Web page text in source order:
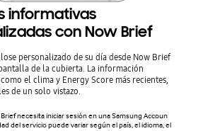
informativas
con Now Brief
personalizado de su día desde Now Brief
de la cubierta. La información
el clima y Energy Score más recientes,
de un solo vistazo.
necesita iniciar sesión en una Samsung Accoun
del servicio puede variar según el país, el idioma, el